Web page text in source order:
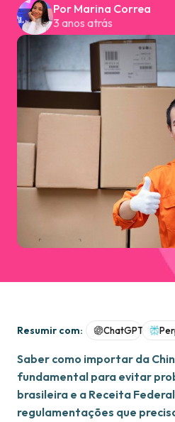
Por Marina Correa
3 anos atrás
Resumir com: ChatGPT
Saber como importar da
fundamental para evitar
brasileira e a Receita
regulamentações que